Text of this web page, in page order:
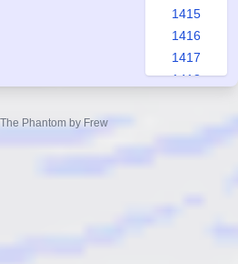
1415
1416
1417
1418
Phantom by Frew